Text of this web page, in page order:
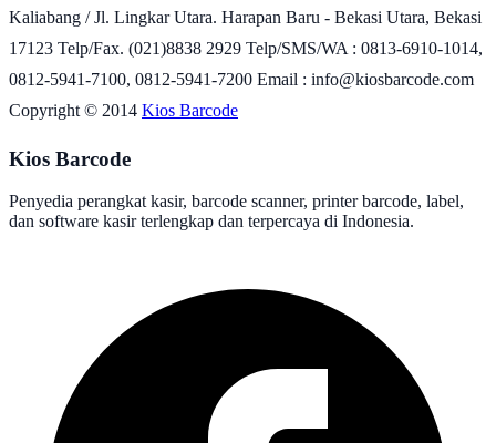
Kaliabang / Jl. Lingkar Utara. Harapan Baru - Bekasi Utara, Bekasi
17123 Telp/Fax. (021)8838 2929 Telp/SMS/WA : 0813-6910-1014,
0812-5941-7100, 0812-5941-7200 Email : info@kiosbarcode.com
Copyright © 2014 Kios Barcode
Kios Barcode
Penyedia perangkat kasir, barcode scanner, printer barcode, label,
dan software kasir terlengkap dan terpercaya di Indonesia.